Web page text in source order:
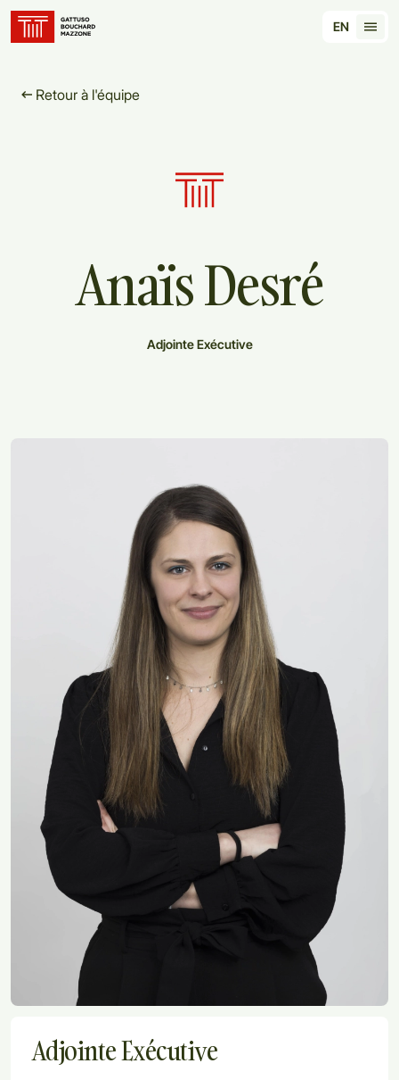
EN
Retour à l'équipe
Adjointe Exécutive
AnaïsDesré
Adjointe Exécutive